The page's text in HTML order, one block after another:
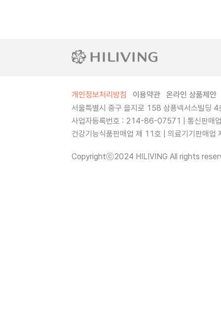
개인정보처리방침 이용약관
온라인 상품제안
서울특별시 중구 을지로 158 삼풍넥서스빌딩
사업자등록번호 : 214-86-07571 | 통신판매
건강기능식품판매업 제 11호 | 의료기기판매
Copyrightⓒ2024 HILIVING All rights